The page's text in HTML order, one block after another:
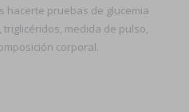
hacerte pruebas de glucemia
triglicéridos, medida de pulso,
corporal.